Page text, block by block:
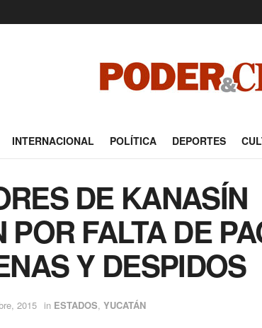
INTERNACIONAL POLÍTICA DEPORTES
DE KANASÍN
POR FALTA DE
Y DESPIDOS
2015 in ESTADOS, YUCATÁN